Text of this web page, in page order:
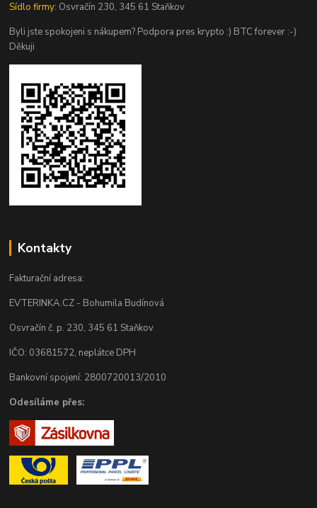
Sídlo firmy: Osvračín 230, 345 61 Staňkov
Byli jste spokojeni s nákupem? Podpora pres krypto :) BTC forever :-)
Děkuji
Kontakty
Fakturační adresa:
EVTERINKA.CZ - Bohumila Budínová
Osvračín č. p. 230, 345 61 Staňkov
IČO: 03681572, neplátce DPH
Bankovní spojení: 2800720013/2010
Odesíláme přes: